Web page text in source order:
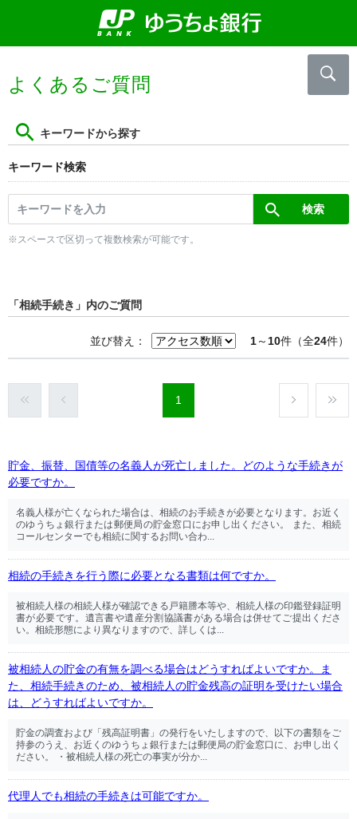
よくあるご質問
キーワードから探す
キーワード検索
※スペースで区切って複数検索が可能です。
「相続手続き」内のご質問
並び替え： 1～ 10件（全24件）
1
貯金、振替、国債等の名義人が死亡しました。どのような手続きが
必要ですか。
名義人様が亡くなられた場合は、相続のお手続きが必要となります。お近く
のゆうちょ銀行または郵便局の貯金窓口にお申し出ください。 また、相続
コールセンターでも相続に関するお問い合わ...
相続の手続きを行う際に必要となる書類は何ですか。
被相続人様の相続人様が確認できる戸籍謄本等や、相続人様の印鑑登録証明
書が必要です。遺言書や遺産分割協議書がある場合は併せてご提出くださ
い。相続形態により異なりますので、詳しくは...
被相続人の貯金の有無を調べる場合はどうすればよいですか。ま
た、相続手続きのため、被相続人の貯金残高の証明を受けたい場合
は、どうすればよいですか。
貯金の調査および「残高証明書」の発行をいたしますので、以下の書類をご
持参のうえ、お近くのゆうちょ銀行または郵便局の貯金窓口に、お申し出く
ださい。 ・被相続人様の死亡の事実が分か...
代理人でも相続の手続きは可能ですか。